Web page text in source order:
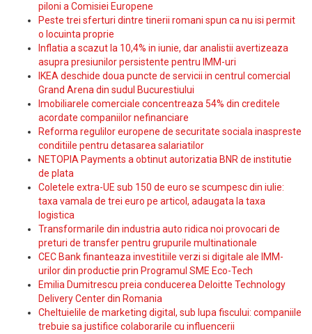
piloni a Comisiei Europene
Peste trei sferturi dintre tinerii romani spun ca nu isi permit
o locuinta proprie
Inflatia a scazut la 10,4% in iunie, dar analistii avertizeaza
asupra presiunilor persistente pentru IMM-uri
IKEA deschide doua puncte de servicii in centrul comercial
Grand Arena din sudul Bucurestiului
Imobiliarele comerciale concentreaza 54% din creditele
acordate companiilor nefinanciare
Reforma regulilor europene de securitate sociala inaspreste
conditiile pentru detasarea salariatilor
NETOPIA Payments a obtinut autorizatia BNR de institutie
de plata
Coletele extra-UE sub 150 de euro se scumpesc din iulie:
taxa vamala de trei euro pe articol, adaugata la taxa
logistica
Transformarile din industria auto ridica noi provocari de
preturi de transfer pentru grupurile multinationale
CEC Bank finanteaza investitiile verzi si digitale ale IMM-
urilor din productie prin Programul SME Eco-Tech
Emilia Dumitrescu preia conducerea Deloitte Technology
Delivery Center din Romania
Cheltuielile de marketing digital, sub lupa fiscului: companiile
trebuie sa justifice colaborarile cu influencerii